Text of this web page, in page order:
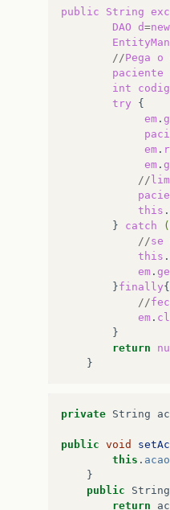
</
</
</
</
</
</
</
</
</
public String
DAO d=new
//Pega o
paciente
int
try
em .
em .
em .
//
this .
}
catch (
//se
this .
em .
}finally
//
em .
return
private String
public void
this . acao
}
public
String
return